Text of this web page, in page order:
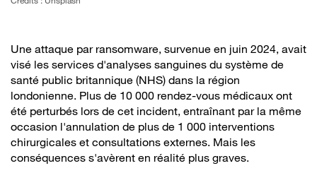
Une attaque par ransomware, survenue en juin 2024, avait
visé les services d'analyses sanguines du système de
santé public britannique (NHS) dans la région
londonienne. Plus de 10 000 rendez-vous médicaux ont
été perturbés lors de cet incident, entraînant par la même
occasion l'annulation de plus de 1 000 interventions
chirurgicales et consultations externes. Mais les
conséquences s'avèrent en réalité plus graves.